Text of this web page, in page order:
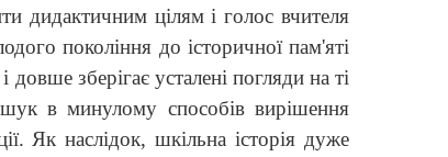
дидактичним цілям і голос вчителя
покоління до історичної пам'яті
зберігає усталені погляди на ті
в минулому способів вирішення
Як наслідок, шкільна історія дуже